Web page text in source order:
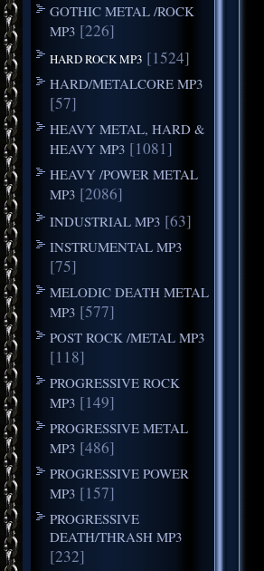
GOTHIC METAL /ROCK
MP3 [226]
HARD ROCK MP3 [1524]
HARD/METALCORE MP3
[57]
HEAVY METAL, HARD &
HEAVY MP3 [1081]
HEAVY /POWER METAL
MP3 [2086]
INDUSTRIAL MP3 [63]
INSTRUMENTAL MP3
[75]
MELODIC DEATH METAL
MP3 [577]
POST ROCK /METAL MP3
[118]
PROGRESSIVE ROCK
MP3 [149]
PROGRESSIVE METAL
MP3 [486]
PROGRESSIVE POWER
MP3 [157]
PROGRESSIVE
DEATH/THRASH MP3
[232]